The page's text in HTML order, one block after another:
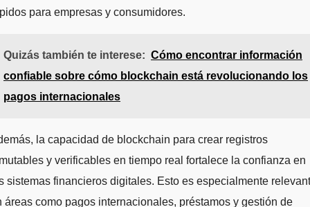
para empresas y consumidores.
Quizás también te interese: Cómo encontrar información
confiable sobre cómo blockchain está revolucionando los
pagos internacionales
la capacidad de blockchain para crear registros
y verificables en tiempo real fortalece la confianza en
sistemas financieros digitales. Esto es especialmente
áreas como pagos internacionales, préstamos y gestión de